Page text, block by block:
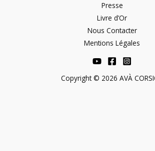
Presse
Livre d’Or
Nous Contacter
Mentions Légales
Copyright © 2026 AVÀ